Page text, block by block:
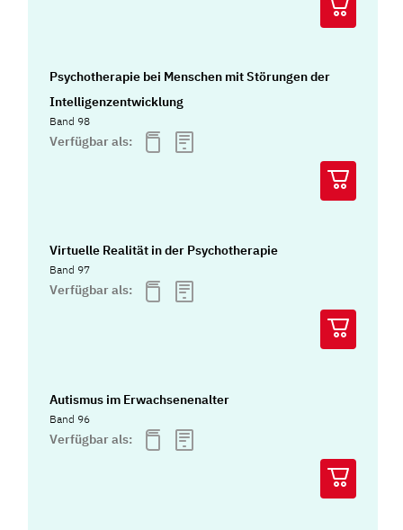
Psychotherapie bei Menschen mit Störungen der
Intelligenzentwicklung
Band 98
Verfügbar als:
Virtuelle Realität in der Psychotherapie
Band 97
Verfügbar als:
Autismus im Erwachsenenalter
Band 96
Verfügbar als: